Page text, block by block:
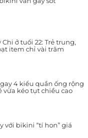
ở tuổi 22: Trẻ trung,
item chỉ vài trăm
4 kiểu quần ống rộng
vừa kéo tụt chiều cao
với bikini “tí hon” giá